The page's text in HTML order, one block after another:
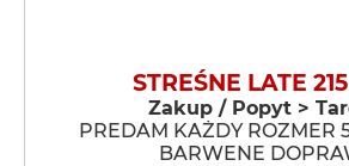
STREŚNE LATE
Zakup / Popyt >
PREDAM KAŻDY ROZMER
BARWENE